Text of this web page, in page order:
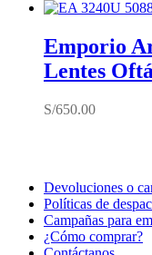
Emporio
Lentes
S/650.00
Devoluciones o
Políticas de
Campañas para
¿Cómo comprar?